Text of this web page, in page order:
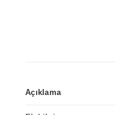
Açıklama